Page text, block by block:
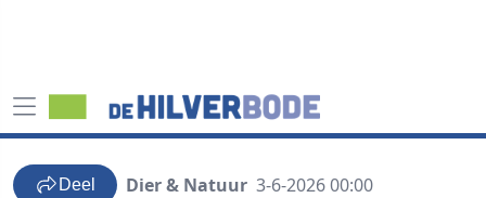
Deel Dier & Natuur 3-6-2026 00:00